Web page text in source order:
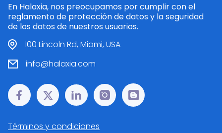
En Halaxia, nos preocupamos por cumplir con el
reglamento de protección de datos y la seguridad
de los datos de nuestros usuarios.
100 Lincoln Rd, Miami, USA
info@halaxia.com
Términos y condiciones